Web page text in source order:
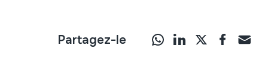
Partagez-le